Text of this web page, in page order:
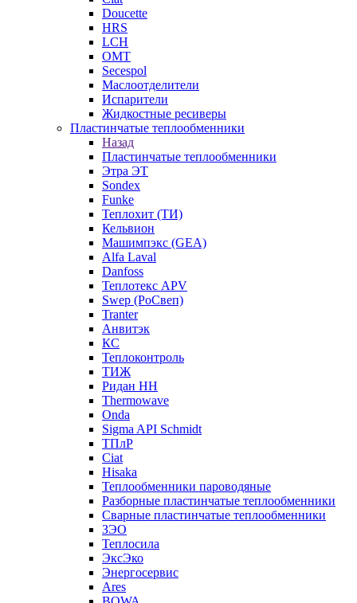
Doucette
HRS
LCH
OMT
Secespol
Маслоотделители
Испарители
Жидкостные ресиверы
Пластинчатые теплообменники
Назад
Пластинчатые теплообменники
Этра ЭТ
Sondex
Funke
Теплохит (ТИ)
Кельвион
Машимпэкс (GEA)
Alfa Laval
Danfoss
Теплотекс APV
Swep (РоСвеп)
Tranter
Анвитэк
КС
Теплоконтроль
ТИЖ
Ридан НН
Thermowave
Onda
Sigma API Schmidt
ТПлР
Ciat
Hisaka
Теплообменники пароводяные
Разборные пластинчатые теплообменники
Сварные пластинчатые теплообменники
ЗЭО
Теплосила
ЭксЭко
Энергосервис
Ares